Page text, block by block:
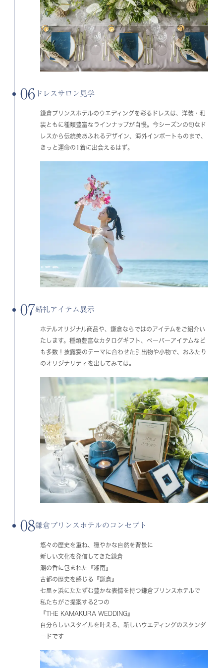
06 ドレスサロン見学
鎌倉プリンスホテルのウエディングを彩るドレスは、洋装・和
装ともに種類豊富なラインナップが自慢。今シーズンの旬なド
レスから伝統美あふれるデザイン、海外インポートものまで、
きっと運命の1着に出会えるはず。
07婚礼アイテム展示
ホテルオリジナル商品や、鎌倉ならではのアイテムをご紹介い
たします。種類豊富なカタログギフト、ペーパーアイテムなど
も多数！披露宴のテーマに合わせた引出物や小物で、おふたり
のオリジナリティを出してみては。
08鎌倉プリンスホテルのコンセプト
悠々の歴史を重ね、穏やかな自然を背景に
新しい文化を発信してきた鎌倉
潮の香に包まれた『湘南』
古都の歴史を感じる『鎌倉』
七里ヶ浜にたたずむ豊かな表情を持つ鎌倉プリンスホテルで
私たちがご提案する2つの
『THE KAMAKURA WEDDING』
自分らしいスタイルを叶える、新しいウエディングのスタンダ
ードです